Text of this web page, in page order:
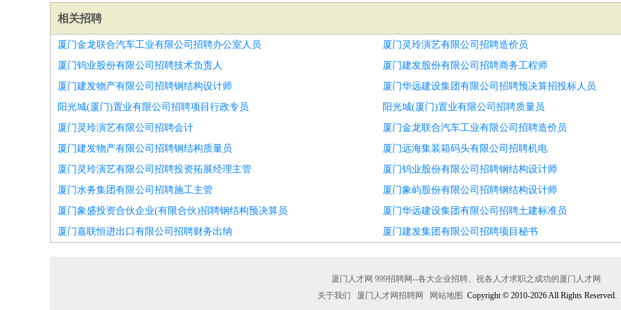
相关招聘
厦门金龙联合汽车工业有限公司招聘办公室人员
厦门灵玲演艺有限公司招聘造价员
厦门钨业股份有限公司招聘技术负责人
厦门建发股份有限公司招聘商务工程师
厦门建发物产有限公司招聘钢结构设计师
厦门华远建设集团有限公司招聘预决算招投标人员
阳光城(厦门)置业有限公司招聘项目行政专员
阳光城(厦门)置业有限公司招聘质量员
厦门灵玲演艺有限公司招聘会计
厦门金龙联合汽车工业有限公司招聘造价员
厦门建发物产有限公司招聘钢结构质量员
厦门远海集装箱码头有限公司招聘机电
厦门灵玲演艺有限公司招聘投资拓展经理主管
厦门钨业股份有限公司招聘钢结构设计师
厦门水务集团有限公司招聘施工主管
厦门象屿股份有限公司招聘钢结构设计师
厦门象盛投资合伙企业(有限合伙)招聘钢结构预决算员
厦门华远建设集团有限公司招聘土建标准员
厦门嘉联恒进出口有限公司招聘财务出纳
厦门建发集团有限公司招聘项目秘书
厦门人才网 999招聘网--各大企业招聘、祝各人才求职之成功的厦门人才网
关于我们
厦门人才网招聘网 网站地图 Copyright © 2010-2026 All Rights Reserved.